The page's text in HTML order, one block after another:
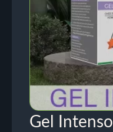
Gel Intenso